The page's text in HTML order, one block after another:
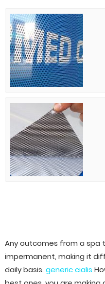
Any outcomes from a
impermanent, making it
daily basis. generic cialis